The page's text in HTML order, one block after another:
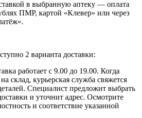
в выбранную аптеку — оплата
ПМР, картой «Клевер» или через
2 варианта доставки:
работает с 9.00 до 19.00. Когда
склад, курьерская служба свяжется
Специалист предложит выбрать
и уточнит адрес. Осмотрите
и соответствие указанной